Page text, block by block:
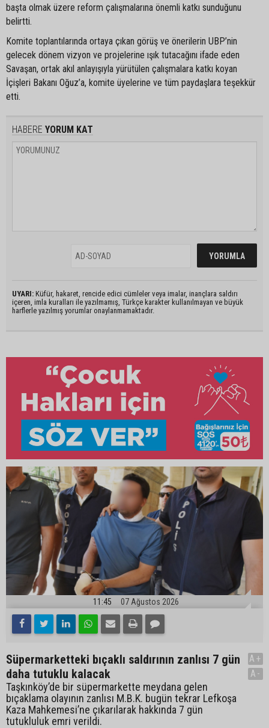
başta olmak üzere reform çalışmalarına önemli katkı sunduğunu
belirtti.
Komite toplantılarında ortaya çıkan görüş ve önerilerin UBP’nin
gelecek dönem vizyon ve projelerine ışık tutacağını ifade eden
Savaşan, ortak akıl anlayışıyla yürütülen çalışmalara katkı koyan
İçişleri Bakanı Oğuz’a, komite üyelerine ve tüm paydaşlara teşekkür
etti.
HABERE YORUM KAT
UYARI: Küfür, hakaret, rencide edici cümleler veya imalar, inançlara saldırı
içeren, imla kuralları ile yazılmamış, Türkçe karakter kullanılmayan ve büyük
harflerle yazılmış yorumlar onaylanmamaktadır.
11:45 07 Ağustos 2026
Süpermarketteki bıçaklı saldırının zanlısı 7 gün
daha tutuklu kalacak
Taşkınköy’de bir süpermarkette meydana gelen
bıçaklama olayının zanlısı M.B.K. bugün tekrar Lefkoşa
Kaza Mahkemesi’ne çıkarılarak hakkında 7 gün
tutukluluk emri verildi.
A+
A-